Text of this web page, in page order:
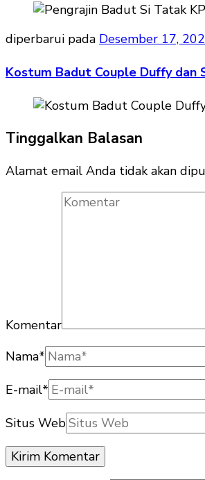
diperbarui pada Desember 17,
Kostum Badut Couple Duffy dan
Tinggalkan Balasan
Alamat email Anda tidak akan
Komentar
Nama*
E-mail*
Situs Web